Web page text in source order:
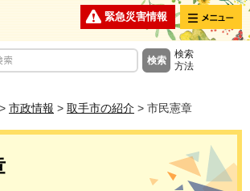
緊急災害情報 メニュー
検索
方法
> 市政情報 > 取手市の紹介 > 市民憲章